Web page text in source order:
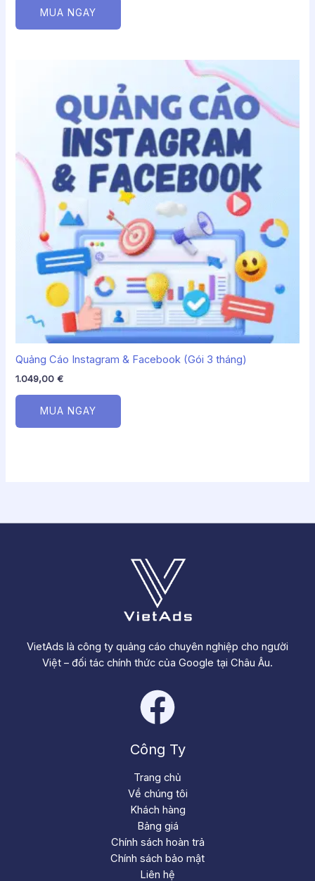
MUA NGAY
Quảng Cáo Instagram & Facebook (Gói 3 tháng)
1.049,00€
MUA NGAY
VietAds là công ty quảng cáo chuyên nghiệp cho người
Việt – đối tác chính thức của Google tại Châu Âu.
Công Ty
Trang chủ
Về chúng tôi
Khách hàng
Bảng giá
Chính sách hoàn trả
Chính sách bảo mật
Liên hệ